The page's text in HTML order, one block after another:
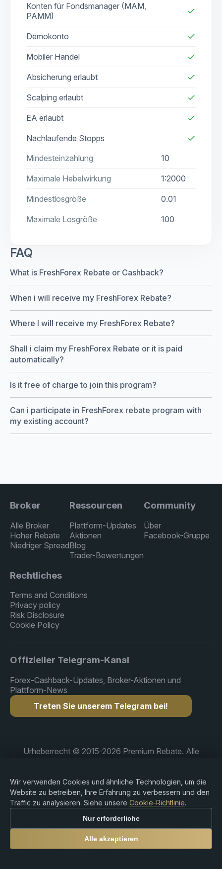
Konten für Fondsmanager (MAM,
PAMM)
check
Demokonto check
Mobiler Handel check
Absicherung erlaubt check
Scalping erlaubt check
EA erlaubt check
Nachlaufende Stopps check
Mindesteinzahlung 10
Maximale Hebelwirkung 1:2000
Mindestlosgröße 0.01
Maximale Losgröße 100
FAQ
What is FreshForex Rebate or Cashback?
When i will receive my FreshForex Rebate?
Where I will receive my FreshForex Rebate?
Shall i claim my FreshForex Rebate or it is paid
automatically?
Is it free of charge to join this program?
Can i participate in FreshForex rebate program with
my existing account?
Broker
Alle Broker
Hoher Rebate
Niedriger Spread
Ressourcen
Plattform-Updates
Aktionen
Blog
Trader-Bewertungen
Community
Über
Facebook-Gruppe
Rechtliches
Terms and Conditions
Privacy policy
Risk Disclosure
Cookie Policy
Offizieller Telegram-Kanal
Forex-Cashback-Updates, Broker-Aktionen und
Plattform-News
Treten Sie unserem Telegram bei!
Urheberrecht © 2015-2026 Premium Rebate. Alle
Risikohinweis: Der Handel mit Forex, CFDs,
Kryptowährungen und gehebelten Produkten ist mit
erheblichen Verlustrisiken verbunden und
möglicherweise nicht für alle Anleger geeignet. Premium
Rebate Group ist eine unabhängige Rebate- und
Wir verwenden Cookies und ähnliche Technologien, um die
Website zu betreiben, Ihre Erfahrung zu verbessern und den
Traffic zu analysieren. Siehe unsere Cookie-Richtlinie.
Nur erforderliche
Alle akzeptieren